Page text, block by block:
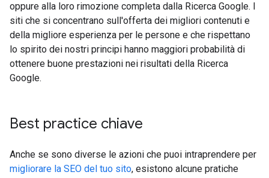
oppure alla loro rimozione completa dalla Ricerca Google. I
siti che si concentrano sull'offerta dei migliori contenuti e
della migliore esperienza per le persone e che rispettano
lo spirito dei nostri principi hanno maggiori probabilità di
ottenere buone prestazioni nei risultati della Ricerca
Google.
Best practice chiave
Anche se sono diverse le azioni che puoi intraprendere per
migliorare la SEO del tuo sito, esistono alcune pratiche